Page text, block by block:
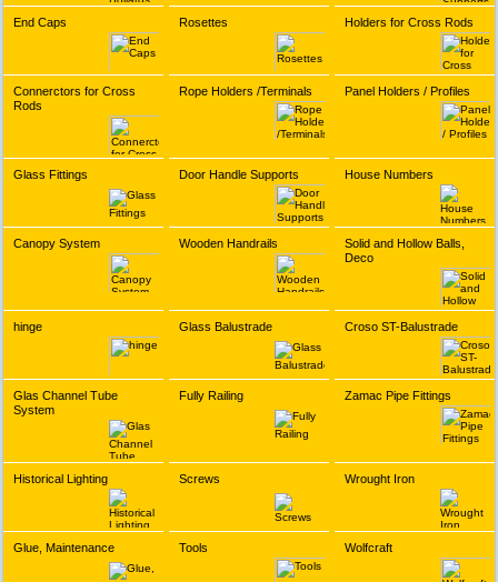
End Caps Rosettes Holders for Cross Rods
Connerctors for Cross
Rods
Rope Holders /Terminals Panel Holders / Profiles
Glass Fittings Door Handle Supports House Numbers
Canopy System Wooden Handrails
Solid and Hollow Balls,
Deco
hinge Glass Balustrade Croso ST-Balustrade
Glas Channel Tube
System
Fully Railing Zamac Pipe Fittings
Historical Lighting Screws Wrought Iron
Glue, Maintenance Tools Wolfcraft